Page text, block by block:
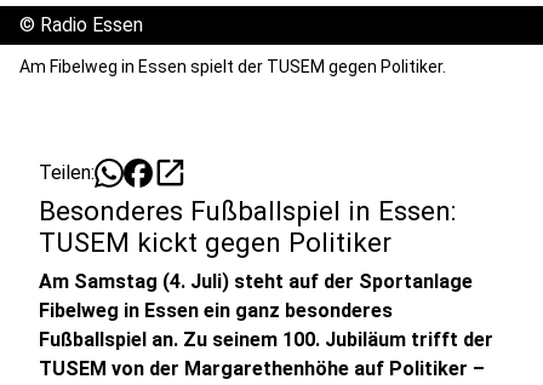
© Radio Essen
Am Fibelweg in Essen spielt der TUSEM gegen Politiker.
Teilen: open_in_new
Besonderes Fußballspiel in Essen:
TUSEM kickt gegen Politiker
Am Samstag (4. Juli) steht auf der Sportanlage
Fibelweg in Essen ein ganz besonderes
Fußballspiel an. Zu seinem 100. Jubiläum trifft der
TUSEM von der Margarethenhöhe auf Politiker –